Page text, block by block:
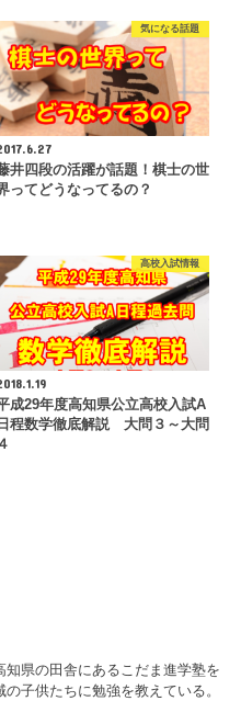
気になる話題
井四段の活躍が話題！棋士の世
ってどうなってるの？
高校入試情報
成29年度高知県公立高校入試A
日程数学徹底解説 大問３～大問
４
知県の田舎にあるこだま進学塾を
子供たちに勉強を教えている。